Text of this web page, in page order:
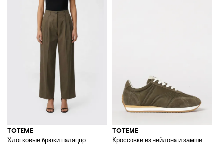
TOTEME
Хлопковые брюки палаццо
TOTEME
Кроссовки из нейлона и замши